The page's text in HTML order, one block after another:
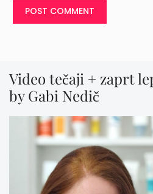
Video tečaji + zaprt
by Gabi Nedič